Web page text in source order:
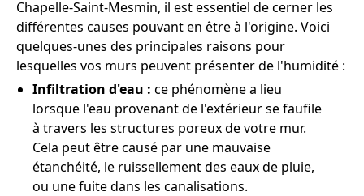
Chapelle-Saint-Mesmin, il est essentiel de cerner les
différentes causes pouvant en être à l'origine. Voici
quelques-unes des principales raisons pour
lesquelles vos murs peuvent présenter de l'humidité :
Infiltration d'eau : ce phénomène a lieu
lorsque l'eau provenant de l'extérieur se faufile
à travers les structures poreux de votre mur.
Cela peut être causé par une mauvaise
étanchéité, le ruissellement des eaux de pluie,
ou une fuite dans les canalisations.